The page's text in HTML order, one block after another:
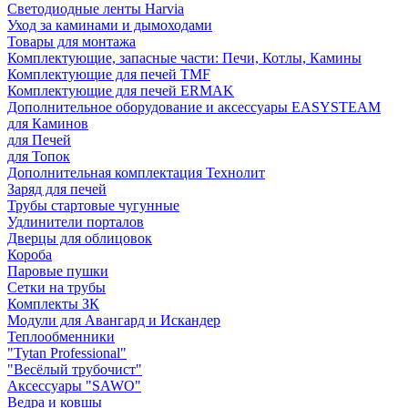
Светодиодные ленты Harvia
Уход за каминами и дымоходами
Товары для монтажа
Комплектующие, запасные части: Печи, Котлы, Камины
Комплектующие для печей TMF
Комплектующие для печей ERMAK
Дополнительное оборудование и аксессуары EASYSTEAM
для Каминов
для Печей
для Топок
Дополнительная комплектация Технолит
Заряд для печей
Трубы стартовые чугунные
Удлинители порталов
Дверцы для облицовок
Короба
Паровые пушки
Сетки на трубы
Комплекты ЗК
Модули для Авангард и Искандер
Теплообменники
"Tytan Professional"
"Весёлый трубочист"
Аксессуары "SAWO"
Ведра и ковшы